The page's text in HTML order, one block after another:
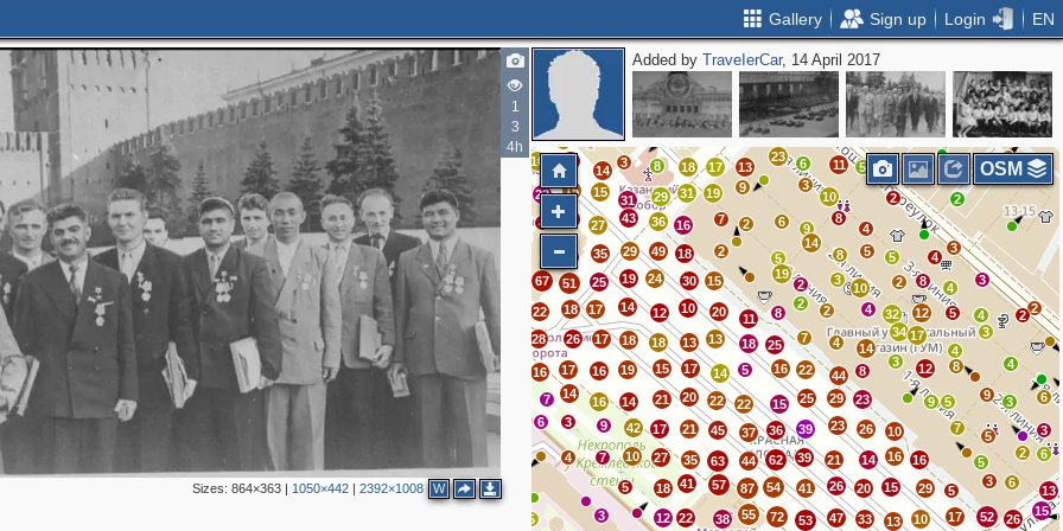
Gallery Sign up Login EN
1
3
4h
Sizes: 864×363| 1050×442| 2392×1008 W
Added byТrаvеIеrCar, 14 April 2017
34
22
10
7
23
15
15
4
16
67
51
39 35
22 18 17
26 17 18
14
25 19
27
29
24
49 18
16
36
43
31
15
17
14
3
11
8 18
29
31
7
19
17
5
9
13
12
23
8
7
2
4
9
3
2
12
34
10
10
3
6
5
11
2
2 4
3
2
3
4
4
3
8
12
5
17
4
12
3
8
34
14
32
10
4
4
2
3
5
5
2
4
4
8
8
14
9
10
3
6
6
5
2
2
15 19
2
2
8
11
25
18
5
13
20
30
12 10
13
18
19
15 17
21 20
14
22
22
45 37 36
44 62
15
39
25
16 22
7
44
29
23
23
9
26
21
39
41 26
47
20
14 16
15
16
29
13
33 10 17 52
5
5
3
6
5
7
10
5
8
9
3
2
2
4
6
3
3
2 6
15
13
26
53
72
5 3 12
18
27
41
22
57
38
55
87 54
63
35
21
17
14
42
10
5
7
9
3
4
6
7 14
17
16
16
16
28
24
2
41
2
OSM